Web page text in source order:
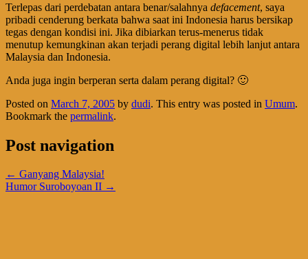
Terlepas dari perdebatan antara benar/salahnya defacement, saya
pribadi cenderung berkata bahwa saat ini Indonesia harus bersikap
tegas dengan kondisi ini. Jika dibiarkan terus-menerus tidak
menutup kemungkinan akan terjadi perang digital lebih lanjut antara
Malaysia dan Indonesia.
Anda juga ingin berperan serta dalam perang digital? 🙂
Posted on March 7, 2005 by dudi. This entry was posted in Umum.
Bookmark the permalink.
Post navigation
← Ganyang Malaysia!
Humor Suroboyoan II →